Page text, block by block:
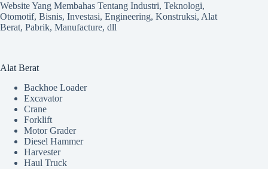
Website Yang Membahas Tentang Industri, Teknologi,
Otomotif, Bisnis, Investasi, Engineering, Konstruksi, Alat
Berat, Pabrik, Manufacture, dll
Alat Berat
Backhoe Loader
Excavator
Crane
Forklift
Motor Grader
Diesel Hammer
Harvester
Haul Truck